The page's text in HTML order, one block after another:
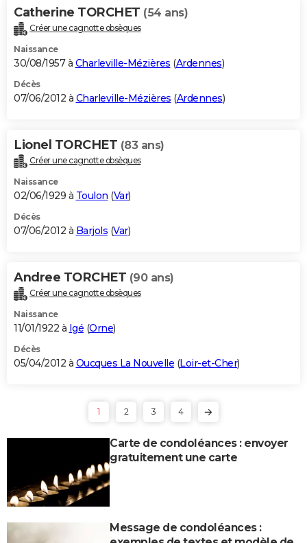
Catherine TORCHET (54 ans)
Créer une cagnotte obsèques
Naissance
30/08/1957 à Charleville-Mézières (Ardennes)
Décès
07/06/2012 à Charleville-Mézières (Ardennes)
Lionel TORCHET (83 ans)
Créer une cagnotte obsèques
Naissance
02/06/1929 à Toulon (Var)
Décès
07/06/2012 à Barjols (Var)
Andree TORCHET (90 ans)
Créer une cagnotte obsèques
Naissance
11/01/1922 à Igé (Orne)
Décès
05/04/2012 à Oucques La Nouvelle (Loir-et-Cher)
1 2 3 4
Carte de condoléances : envoyer
gratuitement une carte
Message de condoléances :